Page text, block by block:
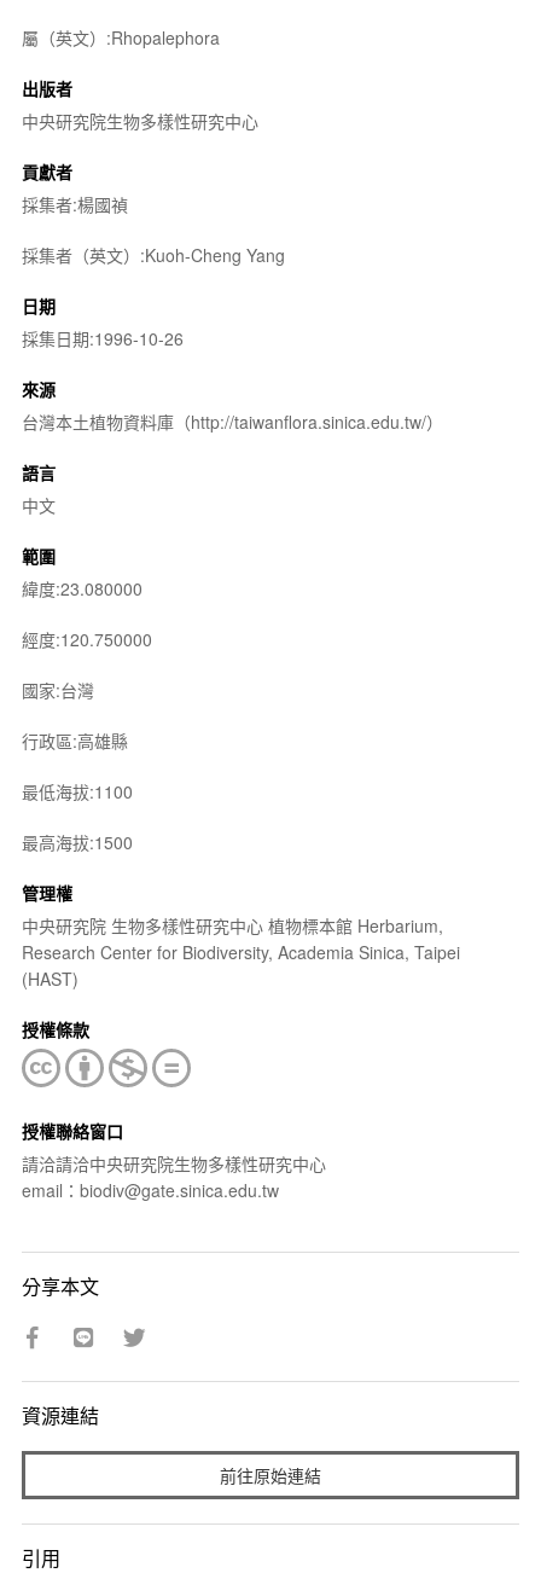
屬（英文）:Rhopalephora
出版者
中央研究院生物多樣性研究中心
貢獻者
採集者:楊國禎
採集者（英文）:Kuoh-Cheng Yang
日期
採集日期:1996-10-26
來源
台灣本土植物資料庫（http://taiwanflora.sinica.edu.tw/）
語言
中文
範圍
緯度:23.080000
經度:120.750000
國家:台灣
行政區:高雄縣
最低海拔:1100
最高海拔:1500
管理權
中央研究院 生物多樣性研究中心 植物標本館 Herbarium,
Research Center for Biodiversity, Academia Sinica, Taipei
(HAST)
授權條款
授權聯絡窗口
請洽請洽中央研究院生物多樣性研究中心
email：biodiv@gate.sinica.edu.tw
分享本文
資源連結
前往原始連結
引用